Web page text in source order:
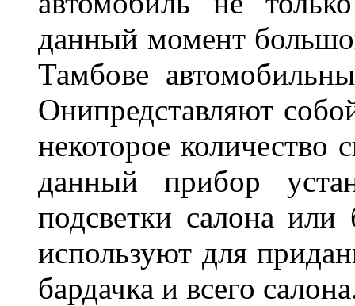
данный момент
Тамбове
Онипредставляют
некоторое количество
данный прибор
подсветки салона
используют для
бардачка и всего